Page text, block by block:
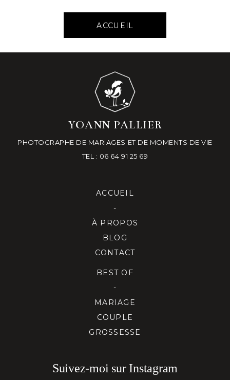
ACCUEIL
YOANN PALLIER
PHOTOGRAPHE DE MARIAGES ET DE MOMENTS DE VIE
TEL : 06 64 91 25 69
ACCUEIL
-
À PROPOS
BLOG
CONTACT
BEST OF
-
MARIAGE
COUPLE
GROSSESSE
Suivez-moi sur Instagram